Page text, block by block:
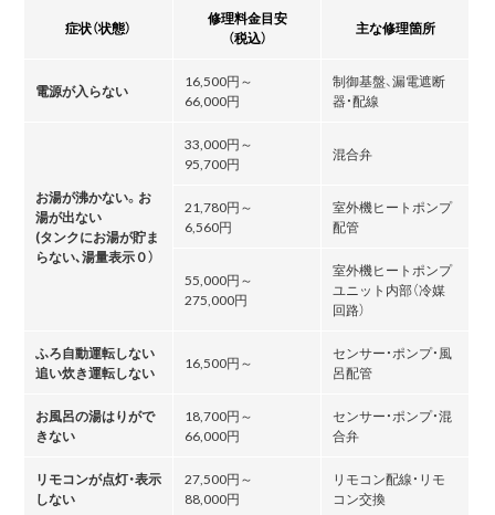
症状（状態）
修理料金目安
（税込）
主な修理箇所
電源が入らない
16,500円～
66,000円
制御基盤、漏電遮断
器・配線
お湯が沸かない。お
湯が出ない
(タンクにお湯が貯ま
らない､湯量表示０）
33,000円～
95,700円
混合弁
21,780円～
6,560円
室外機ヒートポンプ
配管
55,000円～
275,000円
室外機ヒートポンプ
ユニット内部（冷媒
回路）
ふろ自動運転しない
追い炊き運転しない
16,500円～
センサー・ポンプ・風
呂配管
お風呂の湯はりがで
きない
18,700円～
66,000円
センサー・ポンプ・混
合弁
リモコンが点灯・表示
しない
27,500円～
88,000円
リモコン配線・リモ
コン交換